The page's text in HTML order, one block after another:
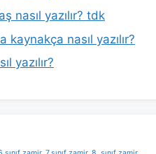
nasıl yazılır? tdk
kaynakça nasıl yazılır?
yazılır?